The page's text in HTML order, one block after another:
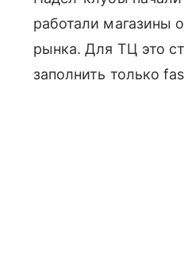
работали магазины
рынка. Для ТЦ это
заполнить только